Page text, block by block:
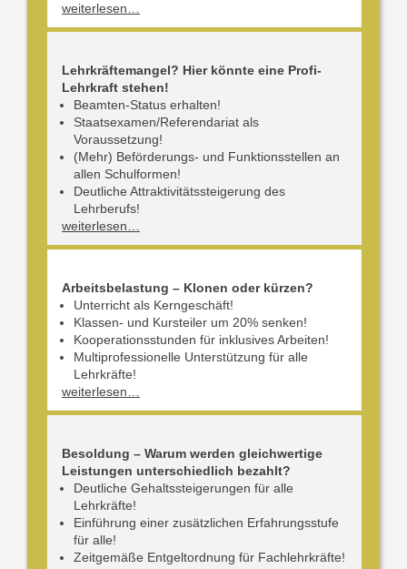
weiterlesen…
Lehrkräftemangel? Hier könnte eine Profi-
Lehrkraft stehen!
Beamten-Status erhalten!
Staatsexamen/Referendariat als
Voraussetzung!
(Mehr) Beförderungs- und Funktionsstellen an
allen Schulformen!
Deutliche Attraktivitätssteigerung des
Lehrberufs!
weiterlesen…
Arbeitsbelastung – Klonen oder kürzen?
Unterricht als Kerngeschäft!
Klassen- und Kursteiler um 20% senken!
Kooperationsstunden für inklusives Arbeiten!
Multiprofessionelle Unterstützung für alle
Lehrkräfte!
weiterlesen…
Besoldung – Warum werden gleichwertige
Leistungen unterschiedlich bezahlt?
Deutliche Gehaltssteigerungen für alle
Lehrkräfte!
Einführung einer zusätzlichen Erfahrungsstufe
für alle!
Zeitgemäße Entgeltordnung für Fachlehrkräfte!